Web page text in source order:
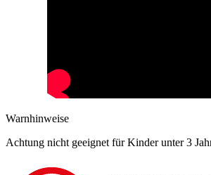
Warnhinweise
Achtung nicht geeignet für Kinder unter 3